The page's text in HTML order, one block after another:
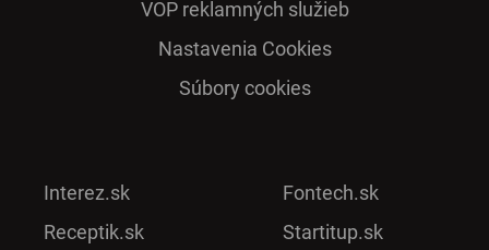
VOP reklamných služieb
Nastavenia Cookies
Súbory cookies
Interez.sk
Receptik.sk
Fontech.sk
Startitup.sk